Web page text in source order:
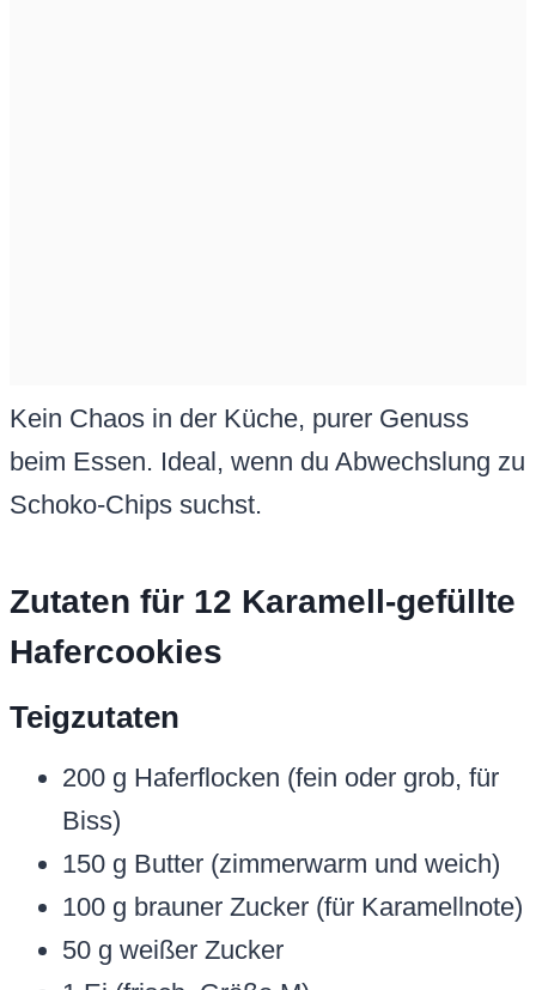
Kein Chaos in der Küche, purer Genuss
beim Essen. Ideal, wenn du Abwechslung zu
Schoko-Chips suchst.
Zutaten für 12 Karamell-gefüllte
Hafercookies
Teigzutaten
200 g Haferflocken (fein oder grob, für
Biss)
150 g Butter (zimmerwarm und weich)
100 g brauner Zucker (für Karamellnote)
50 g weißer Zucker